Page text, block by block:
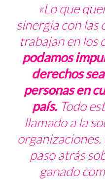
«Lo que
sinergia con las
trabajan en los
podamos
derechos
personas en
país. Todo
llamado a la
paso atrás
ganado